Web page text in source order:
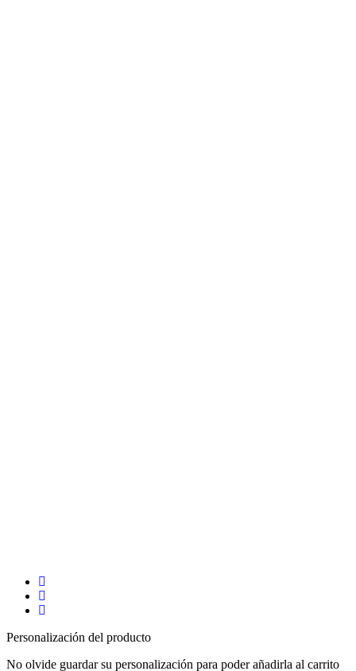
Personalización del producto
No olvide guardar su personalización para poder añadirla al carrito